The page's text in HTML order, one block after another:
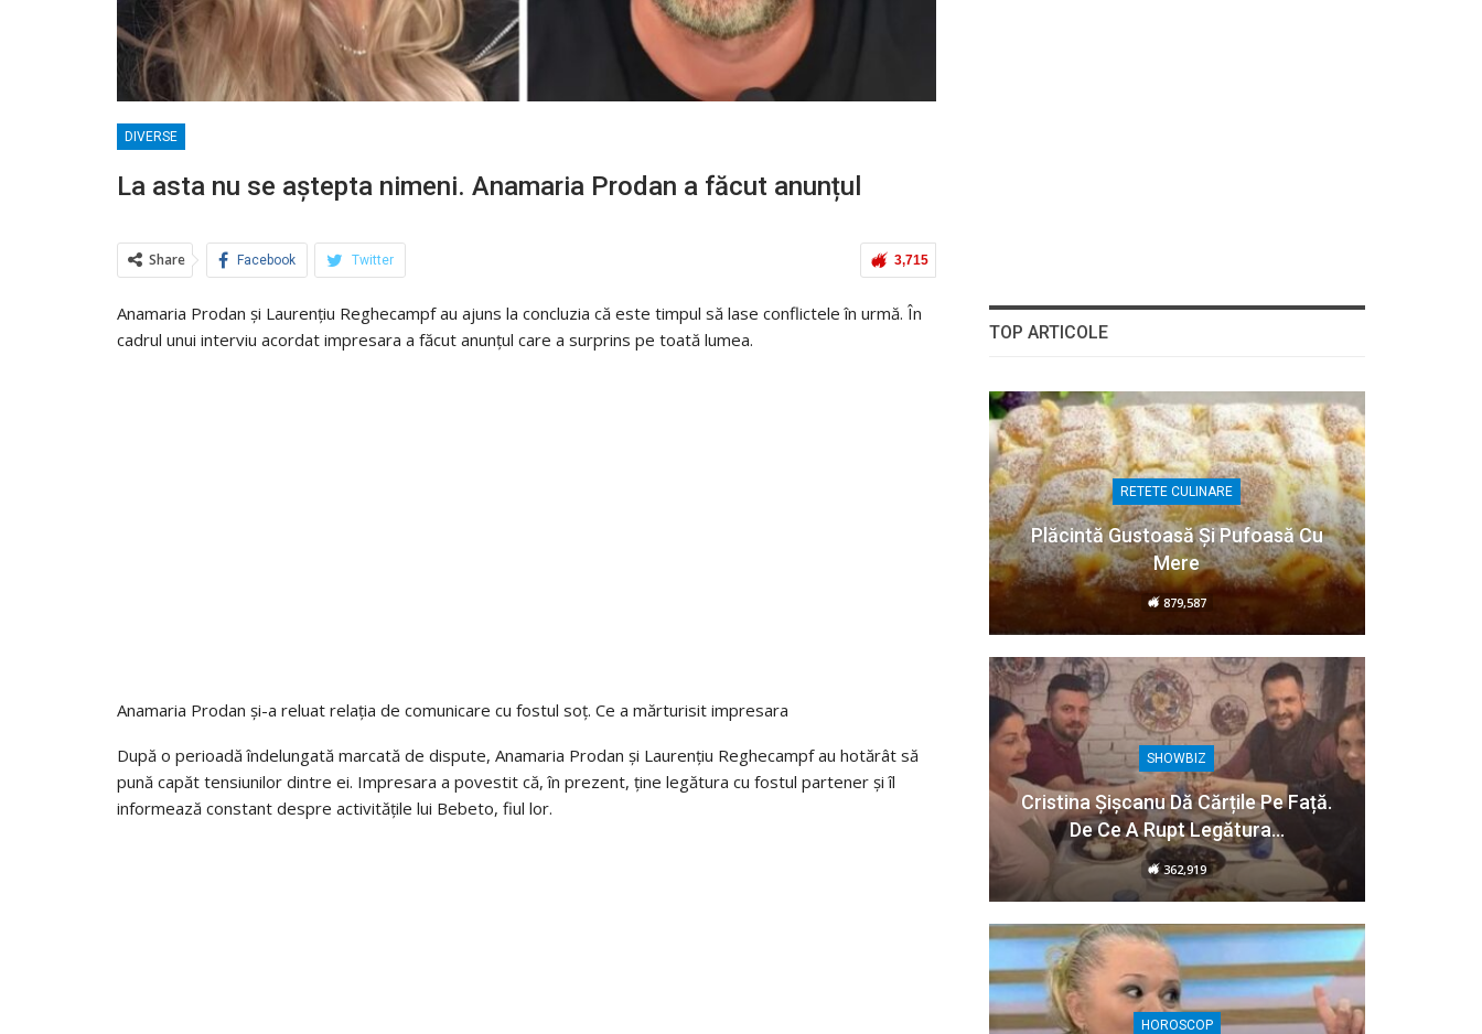
DIVERSE
La asta nu se aștepta nimeni. Anamaria Prodan a făcut anunțul
3,715
Share Facebook Twitter
Anamaria Prodan și Laurențiu Reghecampf au ajuns la concluzia că este timpul să lase conflictele în urmă. În
cadrul unui interviu acordat impresara a făcut anunțul care a surprins pe toată lumea.
Anamaria Prodan și-a reluat relația de comunicare cu fostul soț. Ce a mărturisit impresara
După o perioadă îndelungată marcată de dispute, Anamaria Prodan și Laurențiu Reghecampf au hotărât să
pună capăt tensiunilor dintre ei. Impresara a povestit că, în prezent, ține legătura cu fostul partener și îl
informează constant despre activitățile lui Bebeto, fiul lor.
TOP ARTICOLE
RETETE CULINARE
Plăcintă Gustoasă Și Pufoasă Cu
Mere
879,587
SHOWBIZ
Cristina Șișcanu Dă Cărțile Pe Față.
De Ce A Rupt Legătura…
362,919
HOROSCOP